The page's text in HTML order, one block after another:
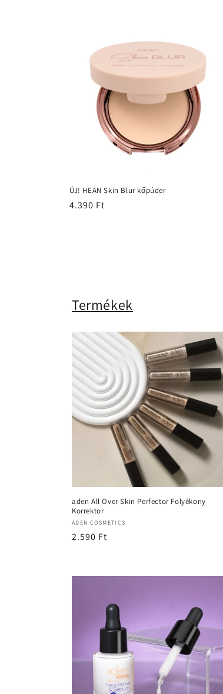
ÚJ! HEAN Skin Blur kőpúder
Normál
4.390 Ft
Termékek
aden All Over Skin Perfector Folyékony
Korrektor
Forgalmazó:
ADEN COSMETICS
Normál
2.590 Ft